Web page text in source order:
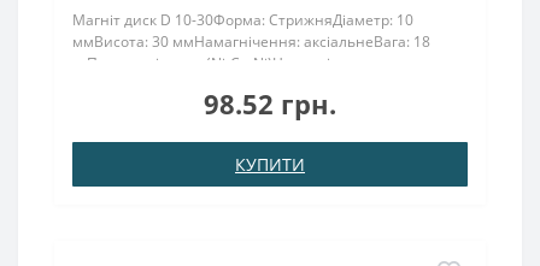
Магніт диск D 10-30Форма: СтрижняДіаметр: 10
ммВисота: 30 ммНамагнічення: аксіальнеВага: 18
грПоверх. нікель .: (Ni-Cu-Ni)Намагнічення:
використання: до 80 ° C10х30 – це потужний магніт
98.52 грн.
КУПИТИ